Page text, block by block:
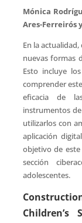
Mónica
Ares-Ferreirós
En la
nuevas formas
Esto incluye
comprender
eficacia de
instrumentos
utilizarlos con
aplicación
objetivo de
sección
adolescentes.